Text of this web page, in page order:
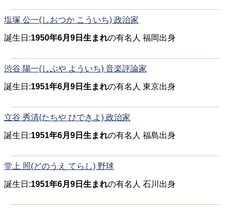
塩塚 公一(しおつか こういち) 政治家
誕生日:1950年6月9日生まれの有名人 福岡出身
渋谷 陽一(しぶや よういち) 音楽評論家
誕生日:1951年6月9日生まれの有名人 東京出身
立谷 秀清(たちや ひできよ) 政治家
誕生日:1951年6月9日生まれの有名人 福島出身
堂上 照(どのうえ てらし) 野球
誕生日:1951年6月9日生まれの有名人 石川出身